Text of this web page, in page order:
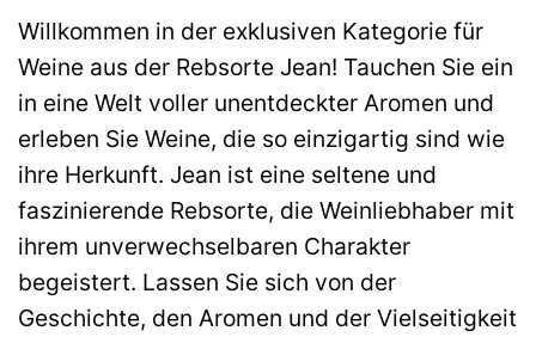
Willkommen in der exklusiven Kategorie für
Weine aus der Rebsorte Jean! Tauchen Sie ein
in eine Welt voller unentdeckter Aromen und
erleben Sie Weine, die so einzigartig sind wie
ihre Herkunft. Jean ist eine seltene und
faszinierende Rebsorte, die Weinliebhaber mit
ihrem unverwechselbaren Charakter
begeistert. Lassen Sie sich von der
Geschichte, den Aromen und der Vielseitigkeit